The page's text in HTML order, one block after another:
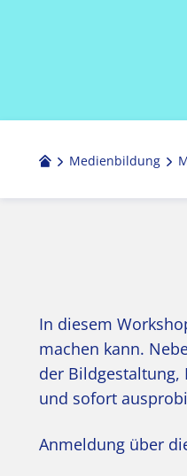
Medienbildung
In diesem
machen kann.
der Bildgestaltung,
und sofort
Anmeldung über